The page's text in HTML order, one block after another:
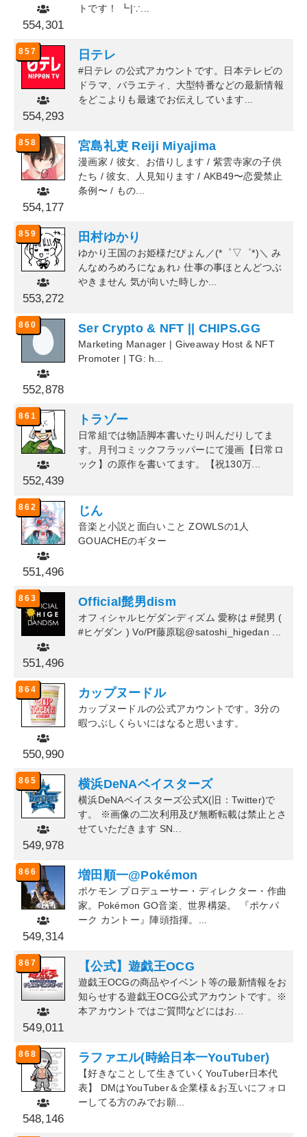
554,301
トです！ ┗|∵...
857
554,293
日テレ
#日テレ の公式アカウントです。日本テレビの
ドラマ、バラエティ、大型特番などの最新情報
をどこよりも最速でお伝えしています...
858
554,177
宮島礼吏 Reiji Miyajima
漫画家 / 彼女、お借りします / 紫雲寺家の子供
たち / 彼女、人見知ります / AKB49〜恋愛禁止
条例〜 / もの...
859
553,272
田村ゆかり
ゆかり王国のお姫様だぴょん／(*゜▽゜*)＼ み
んなめろめろになぁれ♪ 仕事の事ほとんどつぶ
やきません 気が向いた時しか...
860
552,878
Ser Crypto & NFT || CHIPS.GG
Marketing Manager | Giveaway Host & NFT
Promoter | TG: h...
861
552,439
トラゾー
日常組では物語脚本書いたり叫んだりしてま
す。月刊コミックフラッパーにて漫画【日常ロ
ック】の原作を書いてます。【祝130万...
862
551,496
じん
音楽と小説と面白いこと ZOWLSの1人
GOUACHEのギター
863
551,496
Official髭男dism
オフィシャルヒゲダンディズム 愛称は #髭男 (
#ヒゲダン ) Vo/Pf藤原聡@satoshi_higedan ...
864
550,990
カップヌードル
カップヌードルの公式アカウントです。3分の
暇つぶしくらいにはなると思います。
865
549,978
横浜DeNAベイスターズ
横浜DeNAベイスターズ公式X(旧：Twitter)で
す。 ※画像の二次利用及び無断転載は禁止とさ
せていただきます SN...
866
549,314
増田順一@Pokémon
ポケモン プロデューサー・ディレクター・作曲
家。Pokémon GO音楽、世界構築。 『ポケパ
ーク カントー』陣頭指揮。...
867
549,011
【公式】遊戯王OCG
遊戯王OCGの商品やイベント等の最新情報をお
知らせする遊戯王OCG公式アカウントです。※
本アカウントではご質問などにはお...
868
548,146
ラファエル(時給日本一YouTuber)
【好きなことして生きていくYouTuber日本代
表】 DMはYouTuber＆企業様＆お互いにフォロ
ーしてる方のみでお願...